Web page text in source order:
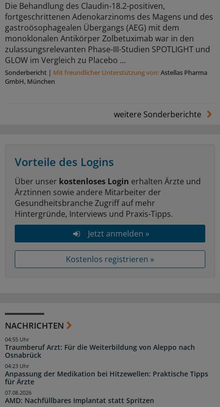
Die Behandlung des Claudin-18.2-positiven,
fortgeschrittenen Adenokarzinoms des Magens und des
gastroösophagealen Übergangs (AEG) mit dem
monoklonalen Antikörper Zolbetuximab war in den
zulassungsrelevanten Phase-III-Studien SPOTLIGHT und
GLOW im Vergleich zu Placebo ...
Sonderbericht | Mit freundlicher Unterstützung von:Astellas Pharma
GmbH, München
weitere Sonderberichte
Vorteile des Logins
Über unser kostenloses Login erhalten Ärzte und
Ärztinnen sowie andere Mitarbeiter der
Gesundheitsbranche Zugriff auf mehr
Hintergründe, Interviews und Praxis-Tipps.
Jetzt anmelden »
Kostenlos registrieren »
NACHRICHTEN
Traumberuf Arzt: Für die Weiterbildung von Aleppo nach
Osnabrück
04:55 Uhr
Anpassung der Medikation bei Hitzewellen: Praktische Tipps
für Ärzte
04:23 Uhr
AMD: Nachfüllbares Implantat statt Spritzen
07.08.2026